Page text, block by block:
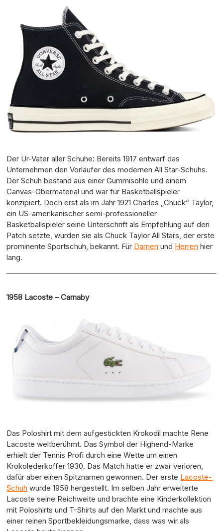
Der Ur-Vater aller Schuhe: Bereits 1917 entwarf das
Unternehmen den Vorläufer des modernen All Star-Schuhs.
Der Schuh bestand aus einer Gummisohle und einem
Canvas-Obermaterial und war für Basketballspieler
konzipiert. Doch erst als im Jahr 1921 Charles „Chuck“ Taylor,
ein US-amerikanischer semi-professioneller
Basketballspieler seine Unterschrift als Empfehlung auf den
Patch setzte, wurden sie als Chuck Taylor All Stars, der erste
prominente Sportschuh, bekannt. Für Damen und Herren hier
lang.
1958 Lacoste – Carnaby
Das Poloshirt mit dem aufgestickten Krokodil machte Rene
Lacoste weltberühmt. Das Symbol der Highend-Marke
erhielt der Tennis Profi durch eine Wette um einen
Krokolederkoffer 1930. Das Match hatte er zwar verloren,
dafür aber einen Spitznamen gewonnen. Der erste Lacoste-
Schuh wurde 1958 hergestellt. Im selben Jahr erweiterte
Lacoste seine Reichweite und brachte eine Kinderkollektion
mit Poloshirts und T-Shirts auf den Markt und machte aus
einer reinen Sportbekleidungsmarke, dass was wir als